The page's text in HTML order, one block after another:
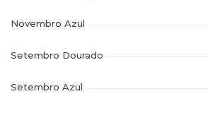
Novembro Azul
Setembro Dourado
Setembro Azul